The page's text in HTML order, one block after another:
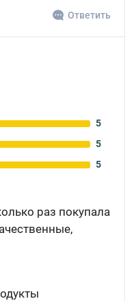
Ответить
5
5
5
раз покупала